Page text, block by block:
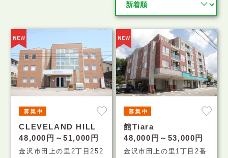
CLEVELAND HILL
48,000円～51,000円
金沢市田上の里2丁目252
館Tiara
48,000円～53,000円
金沢市田上の里1丁目2番